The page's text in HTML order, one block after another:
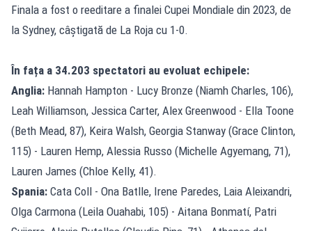
Finala a fost o reeditare a finalei Cupei Mondiale din 2023, de
la Sydney, câștigată de La Roja cu 1-0.
În fața a 34.203 spectatori au evoluat echipele:
Anglia: Hannah Hampton - Lucy Bronze (Niamh Charles, 106),
Leah Williamson, Jessica Carter, Alex Greenwood - Ella Toone
(Beth Mead, 87), Keira Walsh, Georgia Stanway (Grace Clinton,
115) - Lauren Hemp, Alessia Russo (Michelle Agyemang, 71),
Lauren James (Chloe Kelly, 41).
Spania: Cata Coll - Ona Batlle, Irene Paredes, Laia Aleixandri,
Olga Carmona (Leila Ouahabi, 105) - Aitana Bonmatí, Patri